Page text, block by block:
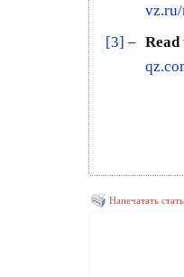
[3] –
Напечатать